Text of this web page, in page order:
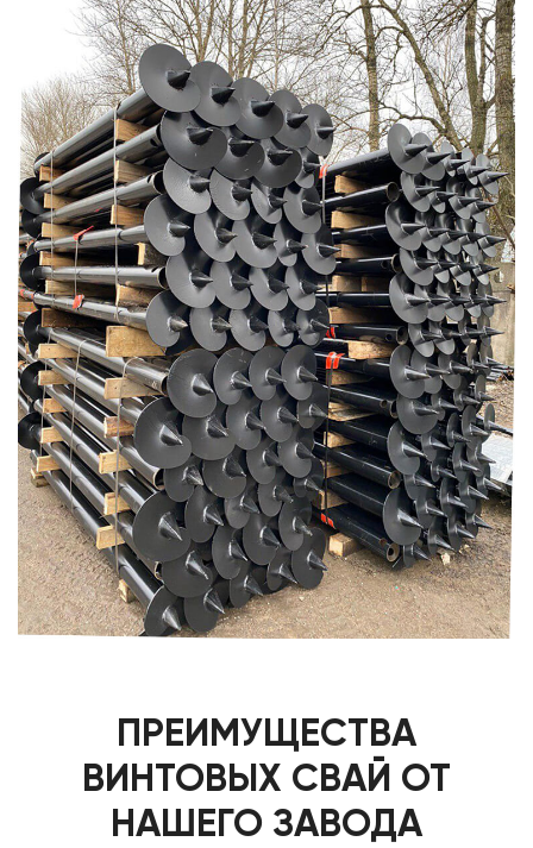
ПРЕИМУЩЕСТВА
ВИНТОВЫХ СВАЙ ОТ
НАШЕГО ЗАВОДА